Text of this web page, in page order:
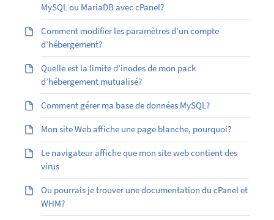
MySQL ou MariaDB avec cPanel?
Comment modifier les paramètres d’un compte
d’hébergement?
Quelle est la limite d’inodes de mon pack
d’hébergement mutualisé?
Comment gérer ma base de données MySQL?
Mon site Web affiche une page blanche, pourquoi?
Le navigateur affiche que mon site web contient des
virus
Ou pourrais je trouver une documentation du cPanel et
WHM?